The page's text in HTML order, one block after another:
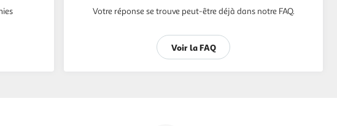
Votre réponse se trouve peut-être déjà dans notre FAQ.
Voir la FAQ